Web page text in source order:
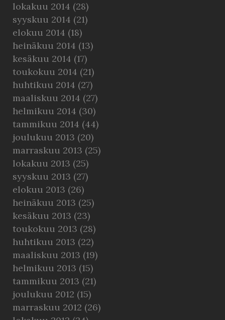
lokakuu 2014 (28)
syyskuu 2014 (21)
elokuu 2014 (18)
heinäkuu 2014 (13)
kesäkuu 2014 (17)
toukokuu 2014 (21)
huhtikuu 2014 (27)
maaliskuu 2014 (27)
helmikuu 2014 (30)
tammikuu 2014 (44)
joulukuu 2013 (20)
marraskuu 2013 (25)
lokakuu 2013 (25)
syyskuu 2013 (27)
elokuu 2013 (26)
heinäkuu 2013 (25)
kesäkuu 2013 (23)
toukokuu 2013 (28)
huhtikuu 2013 (22)
maaliskuu 2013 (19)
helmikuu 2013 (15)
tammikuu 2013 (21)
joulukuu 2012 (15)
marraskuu 2012 (26)